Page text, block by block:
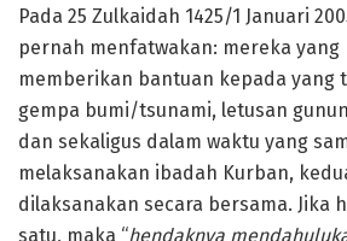
Pada 25 Zulkaidah 1425/1 Januari
pernah menfatwakan: mereka yang
memberikan bantuan kepada yang
gempa bumi/tsunami, letusan
dan sekaligus dalam waktu yang
melaksanakan ibadah Kurban,
dilaksanakan secara bersama. Jika
satu, maka “hendaknya